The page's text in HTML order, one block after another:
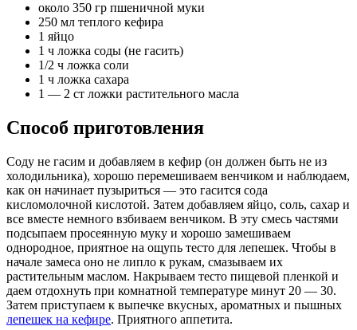
около 350 гр пшеничной муки
250 мл теплого кефира
1 яйцо
1 ч ложка соды (не гасить)
1/2 ч ложка соли
1 ч ложка сахара
1 — 2 ст ложки растительного масла
Способ приготовления
Соду не гасим и добавляем в кефир (он должен быть не из
холодильника), хорошо перемешиваем венчиком и наблюдаем,
как он начинает пузыриться — это гасится сода
кисломолочной кислотой. Затем добавляем яйцо, соль, сахар и
все вместе немного взбиваем венчиком. В эту смесь частями
подсыпаем просеянную муку и хорошо замешиваем
однородное, приятное на ощупь тесто для лепешек. Чтобы в
начале замеса оно не липло к рукам, смазываем их
растительным маслом. Накрываем тесто пищевой пленкой и
даем отдохнуть при комнатной температуре минут 20 — 30.
Затем приступаем к выпечке вкусных, ароматных и пышных
лепешек на кефире. Приятного аппетита.